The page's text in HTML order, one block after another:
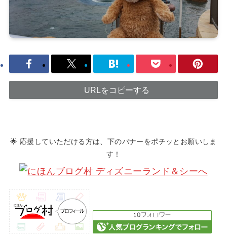
URLをコピーする
🌟 応援していただける方は、下のバナーをポチッとお願いしま
す！